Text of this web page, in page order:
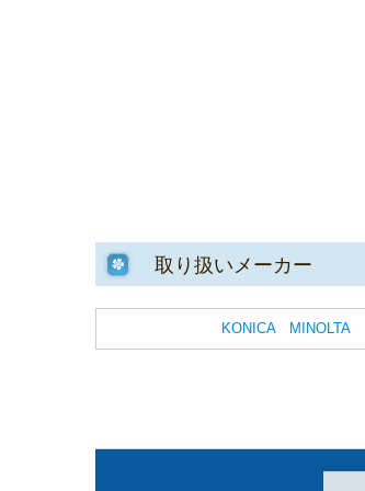
取り扱いメーカー
KONICA MINOLTA